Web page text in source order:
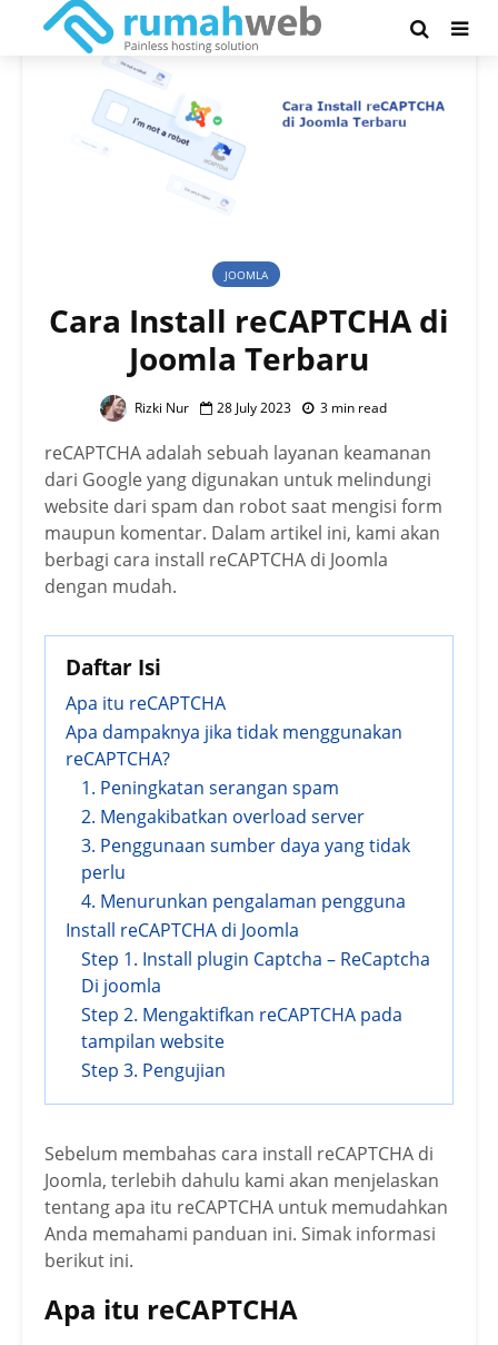
JOOMLA
Cara Install reCAPTCHA di
Joomla Terbaru
Rizki Nur 28 July 2023 3 min read
reCAPTCHA adalah sebuah layanan keamanan
dari Google yang digunakan untuk melindungi
website dari spam dan robot saat mengisi form
maupun komentar. Dalam artikel ini, kami akan
berbagi cara install reCAPTCHA di Joomla
dengan mudah.
Daftar Isi
Apa itu reCAPTCHA
Apa dampaknya jika tidak menggunakan
reCAPTCHA?
1. Peningkatan serangan spam
2. Mengakibatkan overload server
3. Penggunaan sumber daya yang tidak
perlu
4. Menurunkan pengalaman pengguna
Install reCAPTCHA di Joomla
Step 1. Install plugin Captcha – ReCaptcha
Di joomla
Step 2. Mengaktifkan reCAPTCHA pada
tampilan website
Step 3. Pengujian
Sebelum membahas cara install reCAPTCHA di
Joomla, terlebih dahulu kami akan menjelaskan
tentang apa itu reCAPTCHA untuk memudahkan
Anda memahami panduan ini. Simak informasi
berikut ini.
Apa itu reCAPTCHA